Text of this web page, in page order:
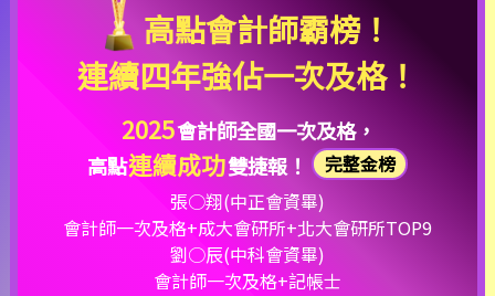
高點會計師霸榜！
連續四年強佔一次及格！
2025會計師全國一次及格，
高點連續成功雙捷報！
完整金榜
張○翔(中正會資畢)
會計師一次及格+成大會研所+北大會研所TOP9
劉○辰(中科會資畢)
會計師一次及格+記帳士